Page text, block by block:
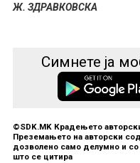
Ж. ЗДРАВКОВСКА
Симнете ја
©SDK.MK Крадењето
Преземањето на авторски
дозволено само делумно и
што се цитира